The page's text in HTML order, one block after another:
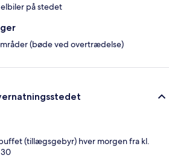
på stedet
(bøde ved overtrædelse)
(tillægsgebyr) hver morgen fra kl.